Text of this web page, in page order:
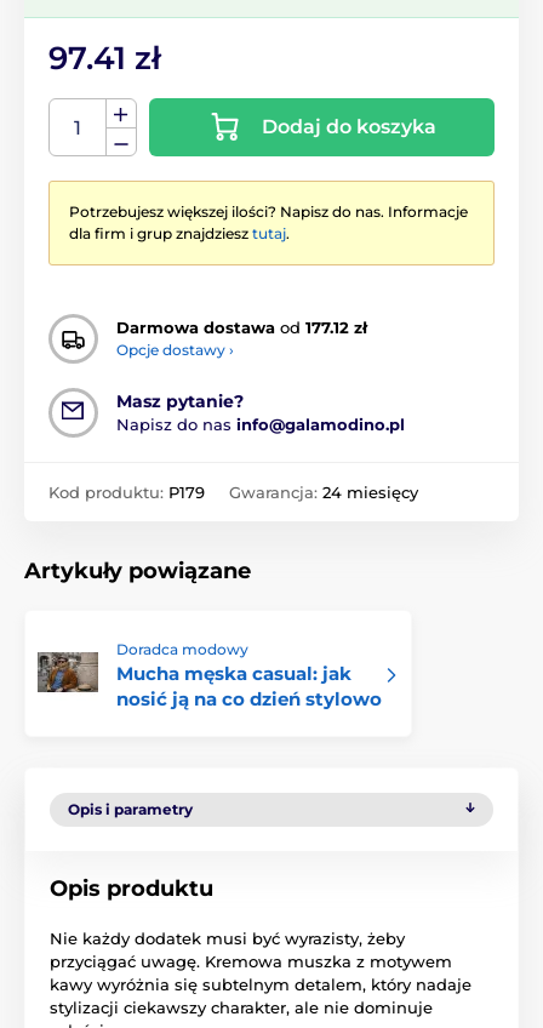
97.41 zł
Dodaj do koszyka
Potrzebujesz większej ilości? Napisz do nas. Informacje
dla firm i grup znajdziesz tutaj.
Darmowa dostawa od 177.12 zł
Opcje dostawy ›
Masz pytanie?
Napisz do nas info@galamodino.pl
Kod produktu: P179 Gwarancja: 24 miesięcy
Artykuły powiązane
Doradca modowy
Mucha męska casual: jak
nosić ją na co dzień stylowo
Opis i parametry
Opis produktu
Nie każdy dodatek musi być wyrazisty, żeby
przyciągać uwagę. Kremowa muszka z motywem
kawy wyróżnia się subtelnym detalem, który nadaje
stylizacji ciekawszy charakter, ale nie dominuje